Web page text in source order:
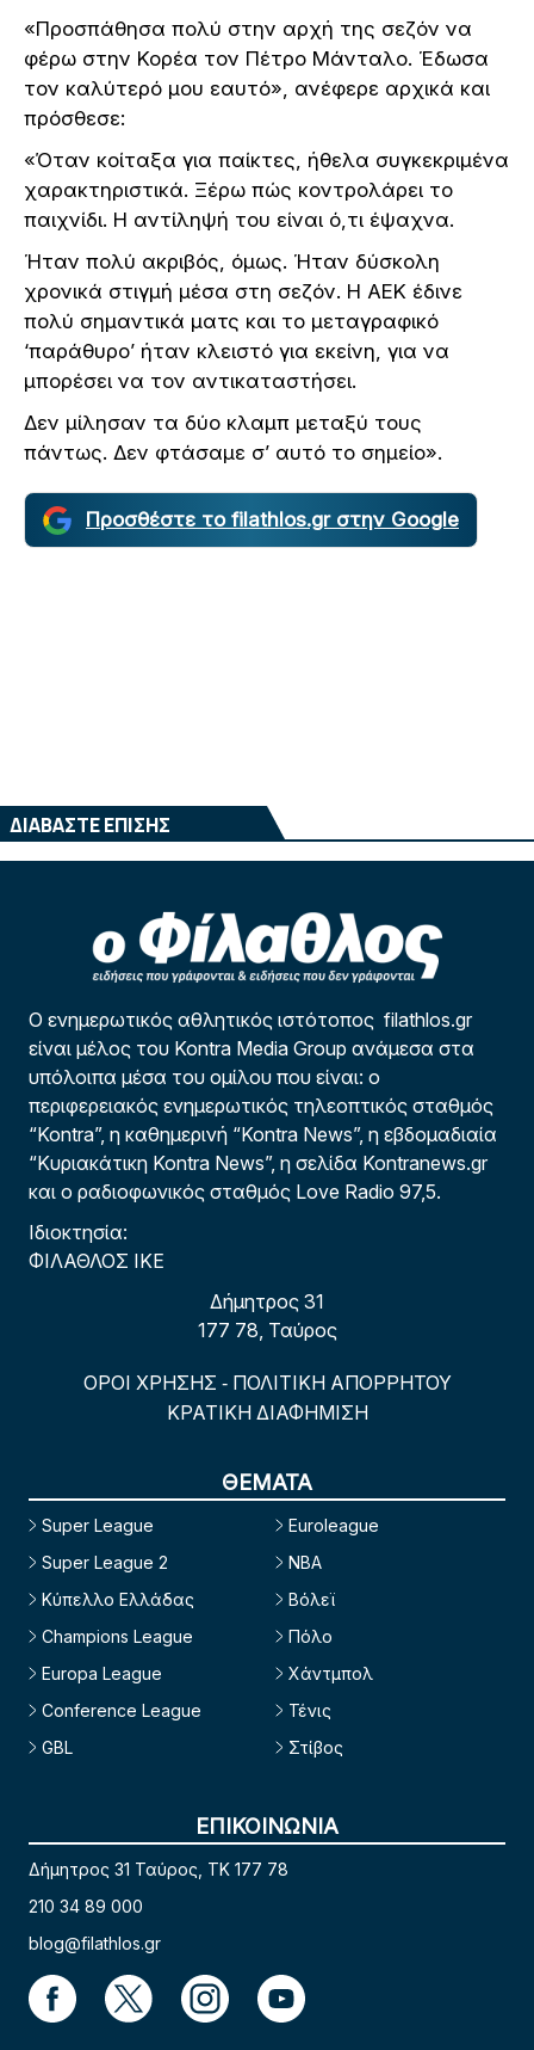
«Προσπάθησα πολύ στην αρχή της σεζόν να
φέρω στην Κορέα τον Πέτρο Μάνταλο. Έδωσα
τον καλύτερό μου εαυτό», ανέφερε αρχικά και
πρόσθεσε:
«Όταν κοίταξα για παίκτες, ήθελα συγκεκριμένα
χαρακτηριστικά. Ξέρω πώς κοντρολάρει το
παιχνίδι. Η αντίληψή του είναι ό,τι έψαχνα.
Ήταν πολύ ακριβός, όμως. Ήταν δύσκολη
χρονικά στιγμή μέσα στη σεζόν. Η ΑΕΚ έδινε
πολύ σημαντικά ματς και το μεταγραφικό
‘παράθυρο’ ήταν κλειστό για εκείνη, για να
μπορέσει να τον αντικαταστήσει.
Δεν μίλησαν τα δύο κλαμπ μεταξύ τους
πάντως. Δεν φτάσαμε σ’ αυτό το σημείο».
Προσθέστε το filathlos.gr στην Google
ΔΙΑΒΑΣΤΕ ΕΠΙΣΗΣ
Ο ενημερωτικός αθλητικός ιστότοπος filathlos.gr
είναι μέλος του Kontra Media Group ανάμεσα στα
υπόλοιπα μέσα του ομίλου που είναι: ο
περιφερειακός ενημερωτικός τηλεοπτικός σταθμός
“Kontra”, η καθημερινή “Kontra News”, η εβδομαδιαία
“Κυριακάτικη Kontra News”, η σελίδα Kontranews.gr
και ο ραδιοφωνικός σταθμός Love Radio 97,5.
Ιδιοκτησία:
ΦΙΛΑΘΛΟΣ ΙΚΕ
Δήμητρος 31
177 78, Ταύρος
ΟΡΟΙ ΧΡΗΣΗΣ - ΠΟΛΙΤΙΚΗ ΑΠΟΡΡΗΤΟΥ
ΚΡΑΤΙΚΗ ΔΙΑΦΗΜΙΣΗ
ΘΕΜΑΤΑ
Super League
Super League 2
Κύπελλο Ελλάδας
Champions League
Europa League
Conference League
GBL
Euroleague
NBA
Βόλεϊ
Πόλο
Χάντμπολ
Τένις
Στίβος
ΕΠΙΚΟΙΝΩΝΙΑ
Δήμητρος 31 Ταύρος, TK 177 78
210 34 89 000
blog@filathlos.gr